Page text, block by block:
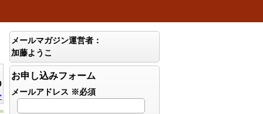
メールマガジン運営者：
加藤ようこ
お申し込みフォーム
メールアドレス ※必須